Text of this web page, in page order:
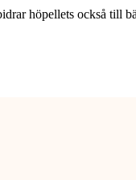
höpellets också till